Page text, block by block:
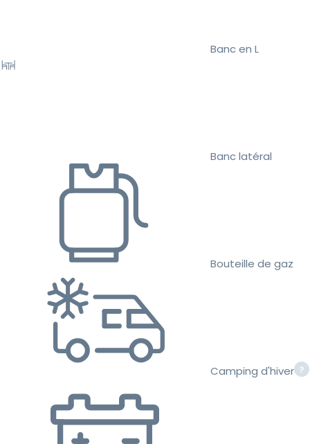
Banc en L
Banc latéral
Bouteille de gaz
Camping d'hiver